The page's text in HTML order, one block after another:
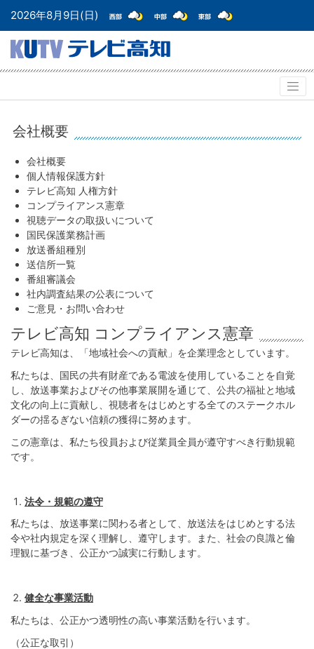
2026年8月9日(日)
会社概要
会社概要
個人情報保護方針
テレビ高知 人権方針
コンプライアンス憲章
視聴データの取扱いについて
国民保護業務計画
放送番組種別
送信所一覧
番組審議会
社内調査結果の公表について
ご意見・お問い合わせ
テレビ高知 コンプライアンス憲章
テレビ高知は、「地域社会への貢献」を企業理念としています。
私たちは、国民の共有財産である電波を使用していることを自覚
し、放送事業およびその他事業展開を通じて、公共の福祉と地域
文化の向上に貢献し、視聴者をはじめとする全てのステークホル
ダーの揺るぎない信頼の獲得に努めます。
この憲章は、私たち役員および従業員全員が遵守すべき行動規範
です。
法令・規範の遵守
私たちは、放送事業に関わる者として、放送法をはじめとする法
令や社内規定を深く理解し、遵守します。また、社会の良識と倫
理観に基づき、公正かつ誠実に行動します。
健全な事業活動
私たちは、公正かつ透明性の高い事業活動を行います。
（公正な取引）